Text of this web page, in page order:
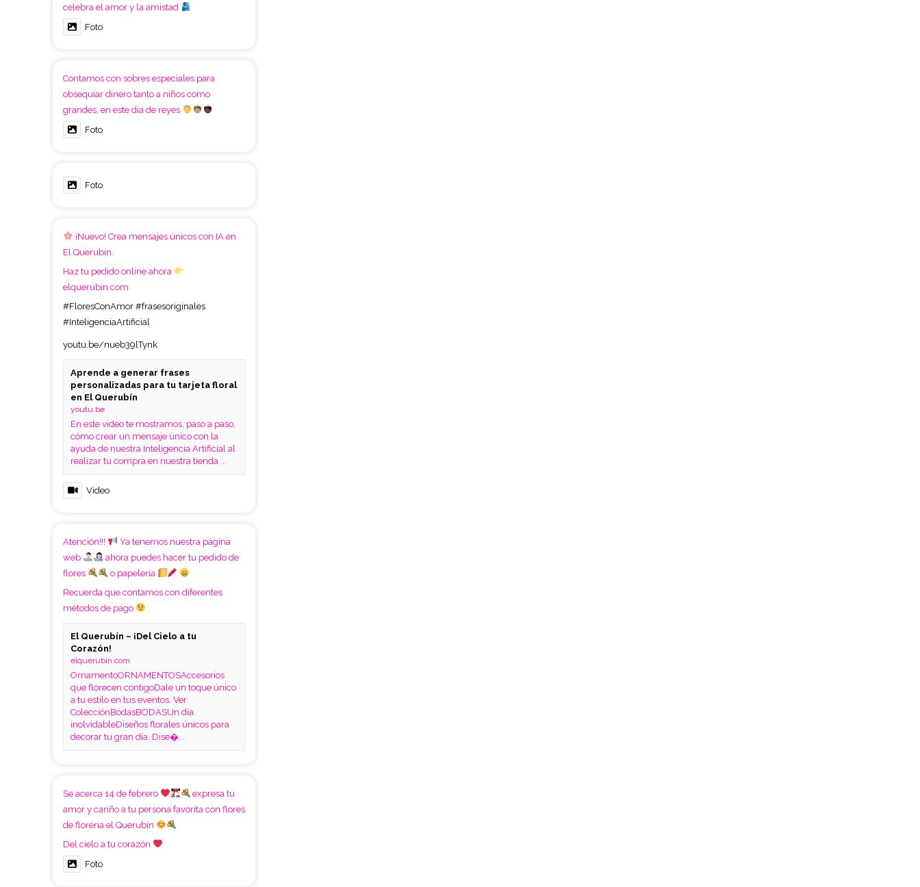
celebra el amor y la amistad
Foto
Contamos con sobres especiales para
obsequiar dinero tanto a niños como
grandes, en este día de reyes
Foto
Foto
¡Nuevo! Crea mensajes únicos con IA en
El Querubín.
Haz tu pedido online ahora
elquerubin.com
#FloresConAmor #frasesoriginales
#InteligenciaArtificial
youtu.be/nueb39lTynk
Aprende a generar frases
personalizadas para tu tarjeta floral
en El Querubín
youtu.be
En este video te mostramos, paso a paso,
cómo crear un mensaje único con la
ayuda de nuestra Inteligencia Artificial al
realizar tu compra en nuestra tienda ...
Video
Atención!!!
Ya tenemos nuestra página
web
ahora puedes hacer tu pedido de
flores
o papelería
Recuerda que contamos con diferentes
métodos de pago
El Querubín – ¡Del Cielo a tu
Corazón!
elquerubin.com
OrnamentoORNAMENTOSAccesorios
que florecen contigoDale un toque único
a tu estilo en tus eventos. Ver
ColecciónBodasBODASUn día
inolvidableDiseños florales únicos para
decorar tu gran día. Dise�...
Se acerca 14 de febrero
expresa tu
amor y cariño a tu persona favorita con flores
de floreria el Querubín
Del cielo a tu corazón
Foto